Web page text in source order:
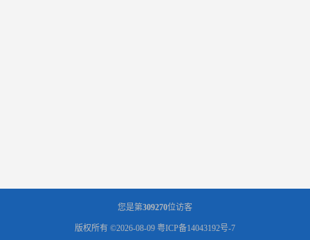
您是第309270位访客
版权所有 ©2026-08-09 粤ICP备14043192号-7